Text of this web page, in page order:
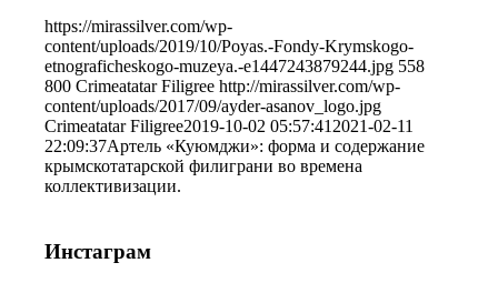
https://mirassilver.com/wp-
content/uploads/2019/10/Poyas.-Fondy-Krymskogo-
etnograficheskogo-muzeya.-e1447243879244.jpg 558
800 Crimeatatar Filigree http://mirassilver.com/wp-
content/uploads/2017/09/ayder-asanov_logo.jpg
Crimeatatar Filigree2019-10-02 05:57:41 2021-02-11
22:09:37Артель «Куюмджи»: форма и содержание
крымскотатарской филиграни во времена
коллективизации.
Инстаграм